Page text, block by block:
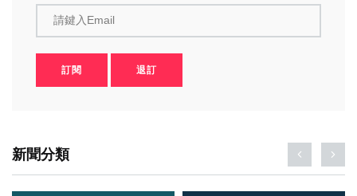
請鍵入Email
訂閱 退訂
新聞分類